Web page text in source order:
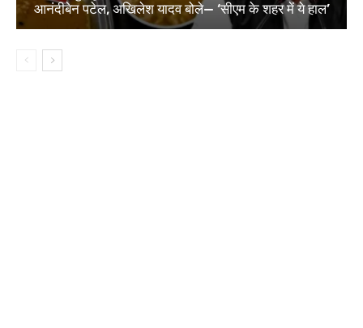
आनंदीबेन पटेल, अखिलेश यादव बोले— ‘सीएम के शहर में ये हाल’